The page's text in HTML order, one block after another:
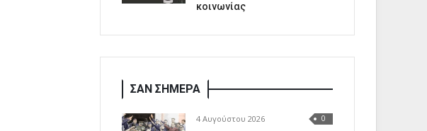
κοινωνίας
ΣΑΝ ΣΗΜΕΡΑ
4 Αυγούστου 2026 0